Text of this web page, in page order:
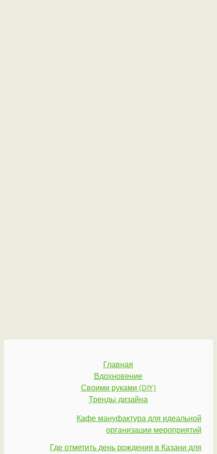
Главная
Вдохновение
Своими руками (DIY)
Тренды дизайна
Кафе мануфактура для идеальной
организации мероприятий
Где отметить день рождения в Казани для